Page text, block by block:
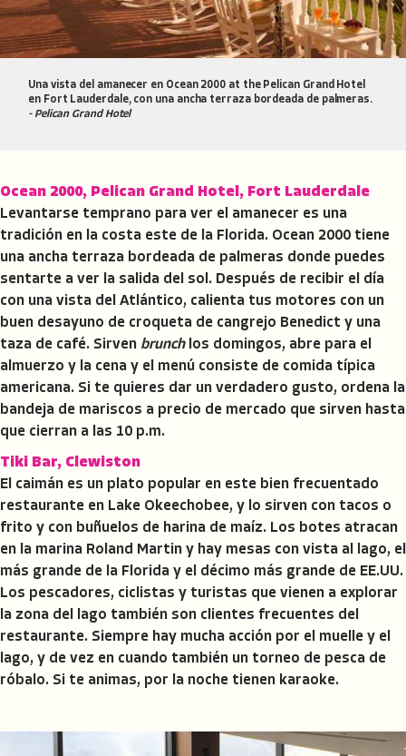
Una vista del amanecer en Ocean 2000 at the Pelican Grand Hotel
en Fort Lauderdale, con una ancha terraza bordeada de palmeras.
- Pelican Grand Hotel
Ocean 2000, Pelican Grand Hotel, Fort Lauderdale
Levantarse temprano para ver el amanecer es una
tradición en la costa este de la Florida. Ocean 2000 tiene
una ancha terraza bordeada de palmeras donde puedes
sentarte a ver la salida del sol. Después de recibir el día
con una vista del Atlántico, calienta tus motores con un
buen desayuno de croqueta de cangrejo Benedict y una
taza de café. Sirven brunch los domingos, abre para el
almuerzo y la cena y el menú consiste de comida típica
americana. Si te quieres dar un verdadero gusto, ordena la
bandeja de mariscos a precio de mercado que sirven hasta
que cierran a las 10 p.m.
Tiki Bar, Clewiston
El caimán es un plato popular en este bien frecuentado
restaurante en Lake Okeechobee, y lo sirven con tacos o
frito y con buñuelos de harina de maíz. Los botes atracan
en la marina Roland Martin y hay mesas con vista al lago, el
más grande de la Florida y el décimo más grande de EE.UU.
Los pescadores, ciclistas y turistas que vienen a explorar
la zona del lago también son clientes frecuentes del
restaurante. Siempre hay mucha acción por el muelle y el
lago, y de vez en cuando también un torneo de pesca de
róbalo. Si te animas, por la noche tienen karaoke.